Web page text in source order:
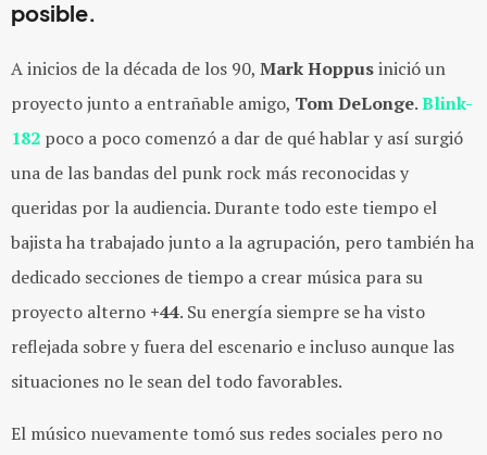
posible.
A inicios de la década de los 90, Mark Hoppusinició un
proyecto junto a entrañable amigo, Tom DeLonge.Blink-
182 poco a poco comenzó a dar de qué hablar y así surgió
una de las bandas del punk rock más reconocidas y
queridas por la audiencia. Durante todo este tiempo el
bajista ha trabajado junto a la agrupación, pero también ha
dedicado secciones de tiempo a crear música para su
proyecto alterno +44. Su energía siempre se ha visto
reflejada sobre y fuera del escenario e incluso aunque las
situaciones no le sean del todo favorables.
El músico nuevamente tomó sus redes sociales pero no